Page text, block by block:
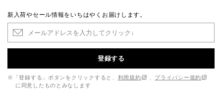
新入荷やセール情報をいちはやくお届けします。
登録する
※「登録する」ボタンをクリックすると、 利用規約
プライバシー規約
に同意したものとみなします